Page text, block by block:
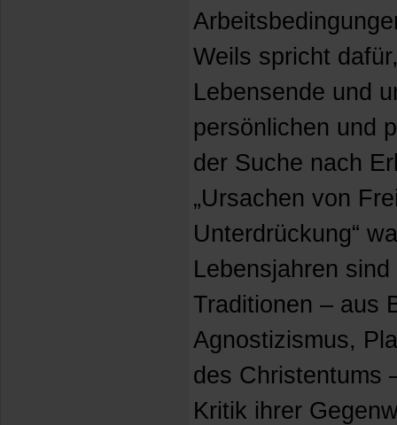
Weils spricht
Lebensende und
persönlichen und
der Suche nach
„Ursachen von
Unterdrückung“
Lebensjahren
Traditionen – aus
Agnostizismus,
des Christentums
Kritik ihrer